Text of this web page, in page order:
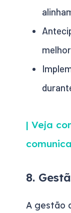
| Veja
8.
A gestão